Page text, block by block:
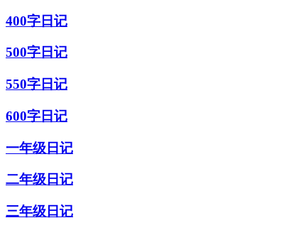
400字日记
500字日记
550字日记
600字日记
一年级日记
二年级日记
三年级日记